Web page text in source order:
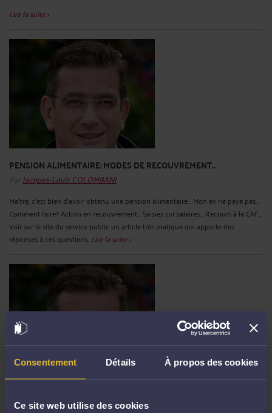
Consentement Détails À propos des cookies
Ce site web utilise des cookies
Lire la suite >
PENSION ALIMENTAIRE: MODES DE RECOUVREMENT...
Par Jacques-Louis COLOMBANI
Maître, c'est bien d'avoir obtenu une pension alimentaire... Mon ex ne paye pas...
Comment faire? Action en recouvrement... Saisies sur salaires... Recours à la CAF...
Voir sur le site du service public un article très pratique qui apporte des
réponses à ces questions. Lire la suite >
ParJacques-Louis COLOMBANI